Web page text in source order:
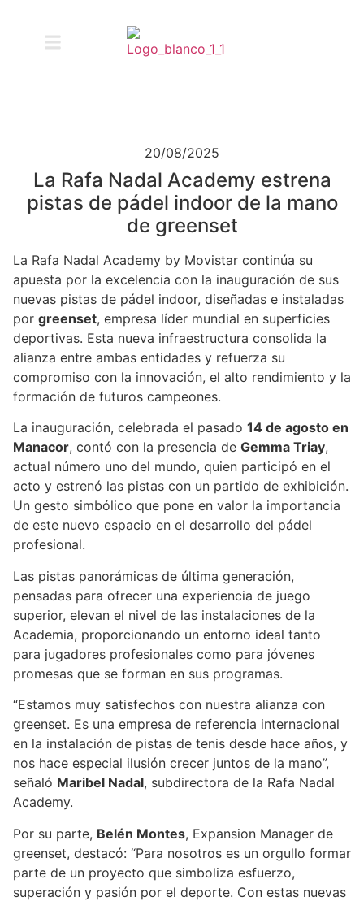
20/08/2025
La Rafa Nadal Academy estrena
pistas de pádel indoor de la mano
de greenset
La Rafa Nadal Academy by Movistar continúa su
apuesta por la excelencia con la inauguración de sus
nuevas pistas de pádel indoor, diseñadas e instaladas
por greenset, empresa líder mundial en superficies
deportivas. Esta nueva infraestructura consolida la
alianza entre ambas entidades y refuerza su
compromiso con la innovación, el alto rendimiento y la
formación de futuros campeones.
La inauguración, celebrada el pasado 14 de agosto en
Manacor, contó con la presencia de Gemma Triay,
actual número uno del mundo, quien participó en el
acto y estrenó las pistas con un partido de exhibición.
Un gesto simbólico que pone en valor la importancia
de este nuevo espacio en el desarrollo del pádel
profesional.
Las pistas panorámicas de última generación,
pensadas para ofrecer una experiencia de juego
superior, elevan el nivel de las instalaciones de la
Academia, proporcionando un entorno ideal tanto
para jugadores profesionales como para jóvenes
promesas que se forman en sus programas.
“Estamos muy satisfechos con nuestra alianza con
greenset. Es una empresa de referencia internacional
en la instalación de pistas de tenis desde hace años, y
nos hace especial ilusión crecer juntos de la mano”,
señaló Maribel Nadal, subdirectora de la Rafa Nadal
Academy.
Por su parte, Belén Montes, Expansion Manager de
greenset, destacó: “Para nosotros es un orgullo formar
parte de un proyecto que simboliza esfuerzo,
superación y pasión por el deporte. Con estas nuevas